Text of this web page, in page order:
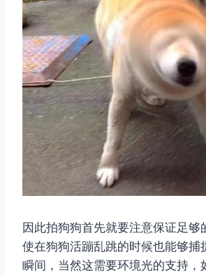
因此拍狗狗首先就要注意保证足够
使在狗狗活蹦乱跳的时候也能够捕
瞬间，当然这需要环境光的支持，